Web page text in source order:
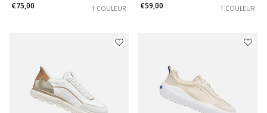
€75,00
1 COULEUR
€59,00
1 COULEUR